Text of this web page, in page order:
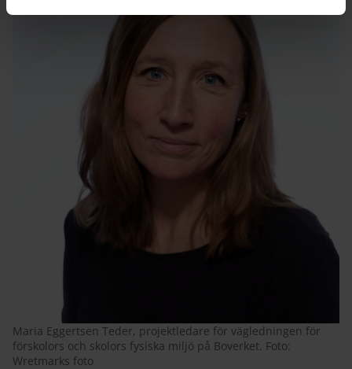
Maria Eggertsen Teder, projektledare för vägledningen för
förskolors och skolors fysiska miljö på Boverket. Foto:
Wretmarks foto